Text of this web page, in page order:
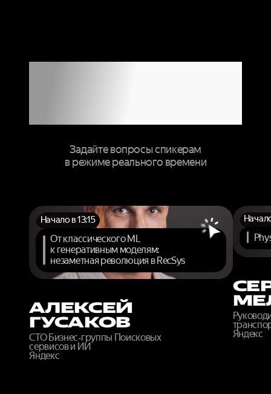
Задайте вопросы спикерам
в режиме реального времени
Начало в 13:15
От классического ML
к генеративным моделям:
незаметная революция в RecSys
АЛЕКСЕЙ
ГУСАКОВ
CTO Бизнес‑группы Поисковых
сервисов и ИИ
Яндекс
Яндекс